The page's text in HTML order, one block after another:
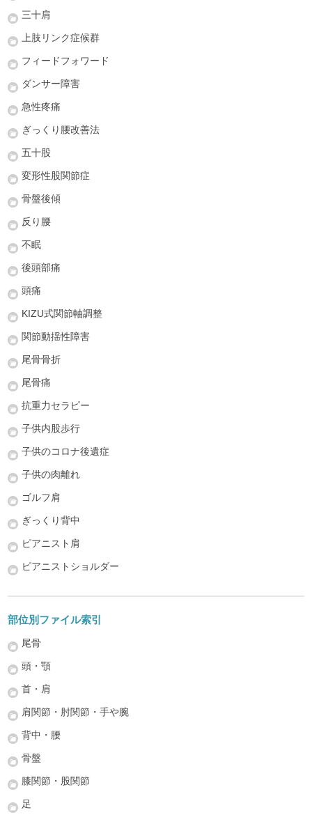
三十肩
上肢リンク症候群
フィードフォワード
ダンサー障害
急性疼痛
ぎっくり腰改善法
五十股
変形性股関節症
骨盤後傾
反り腰
不眠
後頭部痛
頭痛
KIZU式関節軸調整
関節動揺性障害
尾骨骨折
尾骨痛
抗重力セラピー
子供内股歩行
子供のコロナ後遺症
子供の肉離れ
ゴルフ肩
ぎっくり背中
ピアニスト肩
ピアニストショルダー
部位別ファイル索引
尾骨
頭・顎
首・肩
肩関節・肘関節・手や腕
背中・腰
骨盤
膝関節・股関節
足